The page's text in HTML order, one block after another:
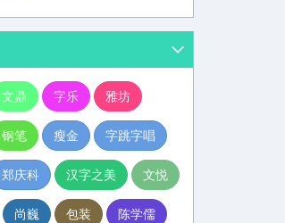
文鼎 字乐 雅坊
钢笔 瘦金 字跳字唱
郑庆科 汉字之美 文悦
尚巍 包装 陈学儒